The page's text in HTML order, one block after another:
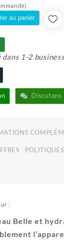
30.000 CFA.
au panier
1-2
Discutons
:
Belle et